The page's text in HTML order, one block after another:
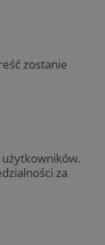
zostanie
za